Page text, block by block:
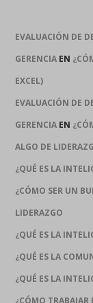
EVALUACIÓN DE
GERENCIA EN
EXCEL)
EVALUACIÓN DE
GERENCIA EN
ALGO DE
¿QUÉ ES LA
¿CÓMO SER UN
LIDERAZGO
¿QUÉ ES LA
¿QUÉ ES LA
¿QUÉ ES LA
¿CÓMO